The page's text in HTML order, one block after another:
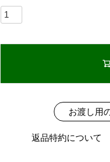
お渡し用
返品特約について